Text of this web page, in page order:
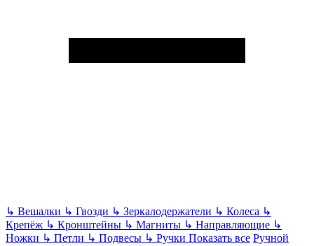
↳ Вешалки ↳ Гвозди ↳ Зеркалодержатели ↳ Колеса ↳
Крепёж ↳ Кронштейны ↳ Магниты ↳ Направляющие ↳
Ножки ↳ Петли ↳ Подвесы ↳ Ручки Показать все Ручной